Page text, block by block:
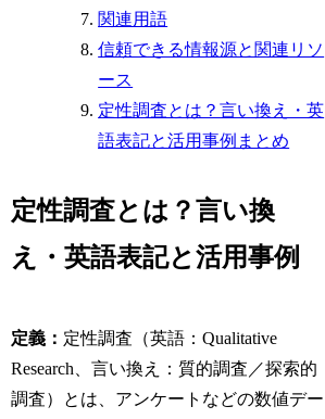
関連用語
信頼できる情報源と関連リソ
ース
定性調査とは？言い換え・英
語表記と活用事例まとめ
定性調査とは？言い換
え・英語表記と活用事例
定義： 定性調査（英語：Qualitative
Research、言い換え：質的調査／探索的
調査）とは、アンケートなどの数値デー